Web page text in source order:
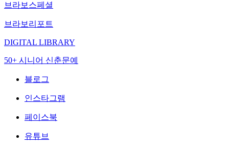
브라보스페셜
브라보리포트
DIGITAL LIBRARY
50+ 시니어 신춘문예
블로그
인스타그램
페이스북
유튜브